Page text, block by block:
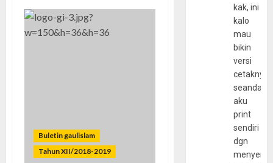
Buletin gaulislam
Tahun XII/2018-2019
kak, ini
kalo
mau
bikin
versi
cetaknya
aku
print
sendiri
dgn